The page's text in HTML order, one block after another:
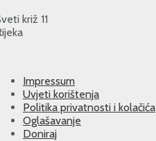
križ 11
Impressum
Uvjeti korištenja
Politika privatnosti i kolačića
Oglašavanje
Doniraj